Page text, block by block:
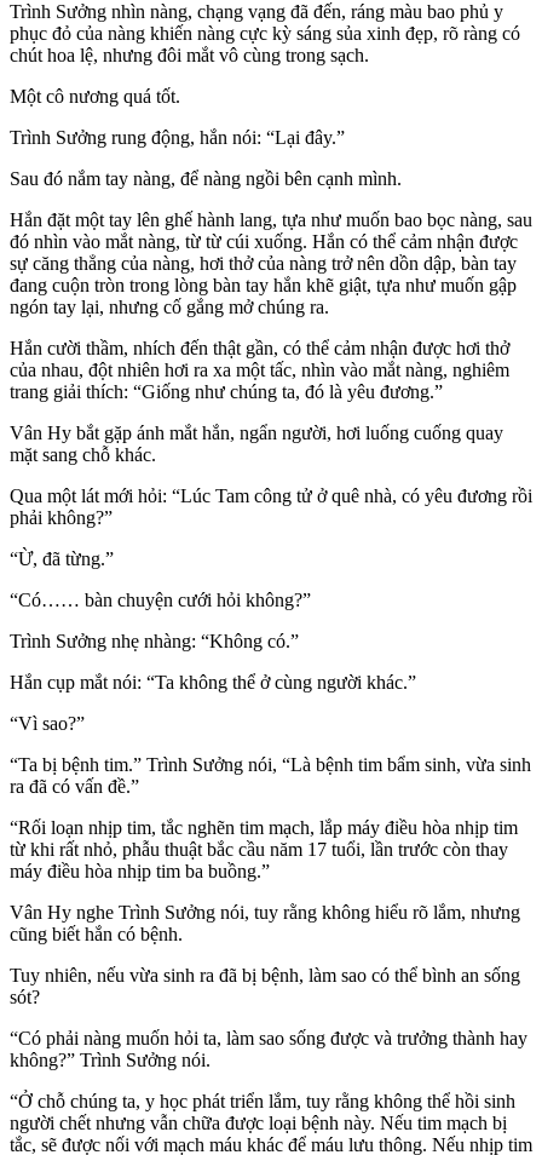
Trình Sưởng nhìn nàng, chạng vạng đã đến, ráng màu bao phủ y
phục đỏ của nàng khiến nàng cực kỳ sáng sủa xinh đẹp, rõ ràng có
chút hoa lệ, nhưng đôi mắt vô cùng trong sạch.
Một cô nương quá tốt.
Trình Sưởng rung động, hắn nói: “Lại đây.”
Sau đó nắm tay nàng, để nàng ngồi bên cạnh mình.
Hắn đặt một tay lên ghế hành lang, tựa như muốn bao bọc nàng, sau
đó nhìn vào mắt nàng, từ từ cúi xuống. Hắn có thể cảm nhận được
sự căng thẳng của nàng, hơi thở của nàng trở nên dồn dập, bàn tay
đang cuộn tròn trong lòng bàn tay hắn khẽ giật, tựa như muốn gập
ngón tay lại, nhưng cố gắng mở chúng ra.
Hắn cười thầm, nhích đến thật gần, có thể cảm nhận được hơi thở
của nhau, đột nhiên hơi ra xa một tấc, nhìn vào mắt nàng, nghiêm
trang giải thích: “Giống như chúng ta, đó là yêu đương.”
Vân Hy bắt gặp ánh mắt hắn, ngẩn người, hơi luống cuống quay
mặt sang chỗ khác.
Qua một lát mới hỏi: “Lúc Tam công tử ở quê nhà, có yêu đương rồi
phải không?”
“Ừ, đã từng.”
“Có…… bàn chuyện cưới hỏi không?”
Trình Sưởng nhẹ nhàng: “Không có.”
Hắn cụp mắt nói: “Ta không thể ở cùng người khác.”
“Vì sao?”
“Ta bị bệnh tim.” Trình Sưởng nói, “Là bệnh tim bẩm sinh, vừa sinh
ra đã có vấn đề.”
“Rối loạn nhịp tim, tắc nghẽn tim mạch, lắp máy điều hòa nhịp tim
từ khi rất nhỏ, phẫu thuật bắc cầu năm 17 tuổi, lần trước còn thay
máy điều hòa nhịp tim ba buồng.”
Vân Hy nghe Trình Sưởng nói, tuy rằng không hiểu rõ lắm, nhưng
cũng biết hắn có bệnh.
Tuy nhiên, nếu vừa sinh ra đã bị bệnh, làm sao có thể bình an sống
sót?
“Có phải nàng muốn hỏi ta, làm sao sống được và trưởng thành hay
không?” Trình Sưởng nói.
“Ở chỗ chúng ta, y học phát triển lắm, tuy rằng không thể hồi sinh
người chết nhưng vẫn chữa được loại bệnh này. Nếu tim mạch bị
tắc, sẽ được nối với mạch máu khác để máu lưu thông. Nếu nhịp tim